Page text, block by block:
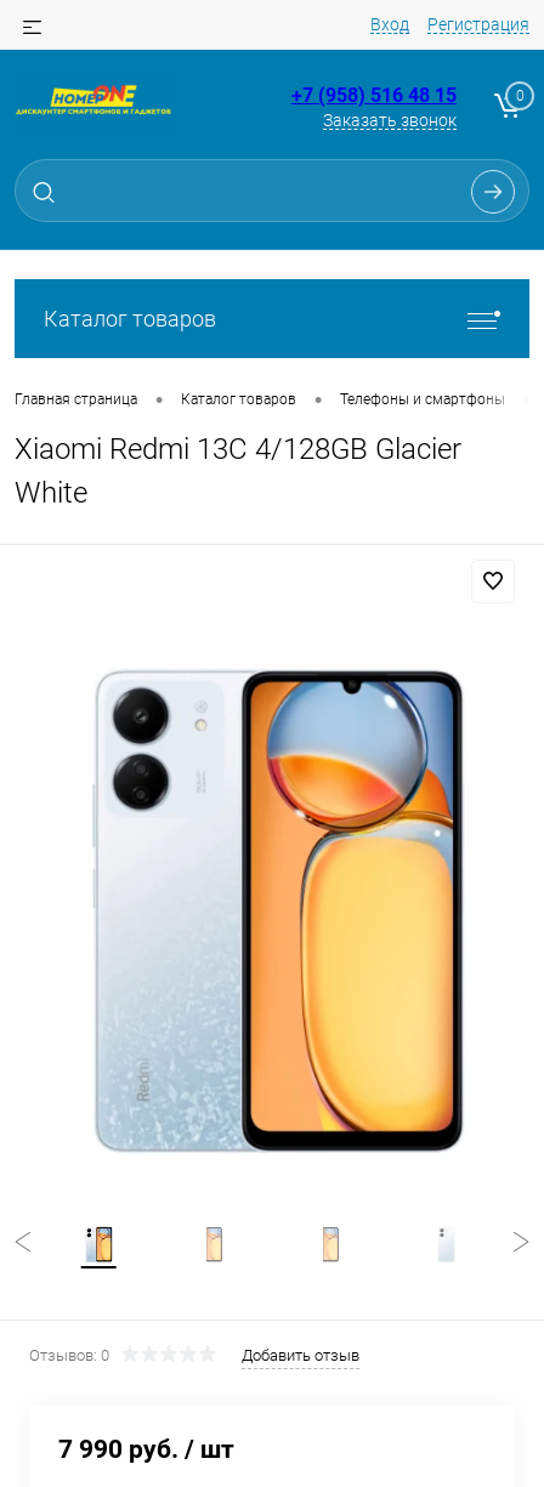
Вход Регистрация
+7 (958) 516 48 15
Заказать звонок
0
Каталог товаров
Главная страница • Каталог товаров • Телефоны и смартфоны
Xiaomi Redmi 13C 4/128GB Glacier
White
Отзывов: 0 Добавить отзыв
7 990 руб. / шт
Для клиентов всех банков
Разбейте
без переплат
Сегодня
Оплачивайте сегодня только
% картой любого банка
Получайте товар
Оставшиеся
с вашей карты
Подробнее
об оплате Плайтом
25
Остались вопросы?
8 800 302-02-51